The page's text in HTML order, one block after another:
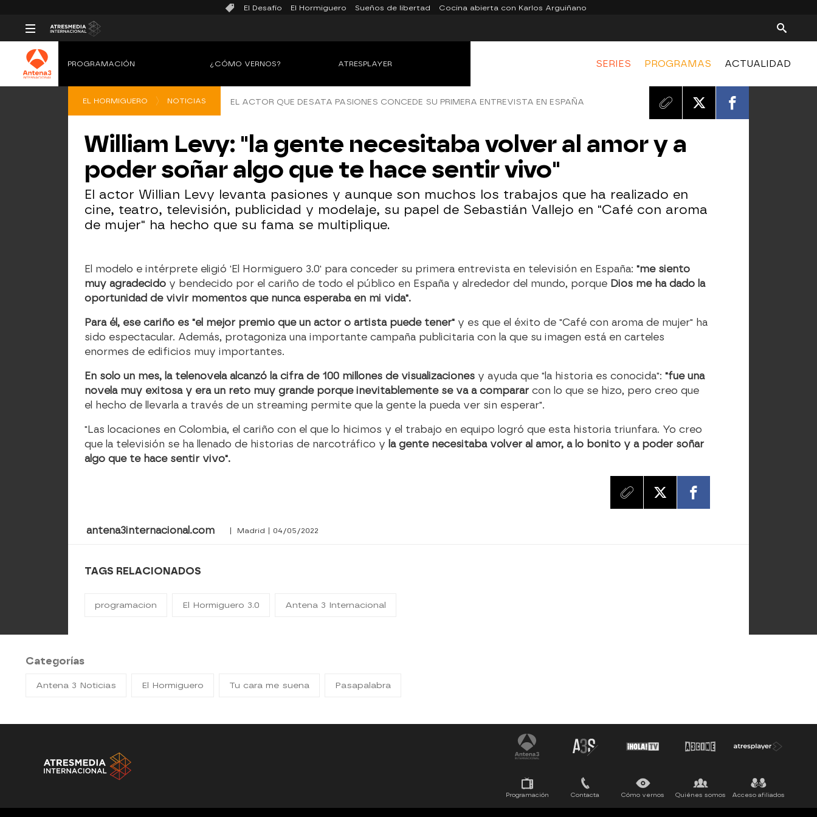
El Desafío El Hormiguero Sueños de libertad Cocina abierta con Karlos Arguiñano
SERIES PROGRAMAS ACTUALIDAD
PROGRAMACIÓN ¿CÓMO VERNOS? ATRESPLAYER
EL HORMIGUERO NOTICIAS EL ACTOR QUE DESATA PASIONES CONCEDE SU PRIMERA ENTREVISTA EN ESPAÑA
William Levy: "la gente necesitaba volver al amor y a
poder soñar algo que te hace sentir vivo"
El actor Willian Levy levanta pasiones y aunque son muchos los trabajos que ha realizado en
cine, teatro, televisión, publicidad y modelaje, su papel de Sebastián Vallejo en "Café con aroma
de mujer" ha hecho que su fama se multiplique.
El modelo e intérprete eligió 'El Hormiguero 3.0' para conceder su primera entrevista en televisión en España:"me siento
muy agradecido y bendecido por el cariño de todo el público en España y alrededor del mundo, porque Dios me ha dado la
oportunidad de vivir momentos que nunca esperaba en mi vida".
Para él, ese cariño es "el mejor premio que un actor o artista puede tener" y es que el éxito de "Café con aroma de mujer" ha
sido espectacular. Además, protagoniza una importante campaña publicitaria con la que su imagen está en carteles
enormes de edificios muy importantes.
En solo un mes, la telenovela alcanzó la cifra de 100 millones de visualizaciones y ayuda que "la historia es conocida":"fue una
novela muy exitosa y era un reto muy grande porque inevitablemente se va a compararcon lo que se hizo, pero creo que
el hecho de llevarla a través de un streaming permite que la gente la pueda ver sin esperar".
"Las locaciones en Colombia, el cariño con el que lo hicimos y el trabajo en equipo logró que esta historia triunfara. Yo creo
que la televisión se ha llenado de historias de narcotráfico y la gente necesitaba volver al amor, a lo bonito y a poder soñar
algo que te hace sentir vivo".
antena3internacional.com | Madrid | 04/05/2022
TAGS RELACIONADOS
programacion El Hormiguero 3.0 Antena 3 Internacional
Categorías
Antena 3 Noticias El Hormiguero Tu cara me suena Pasapalabra
Programación Contacta Cómo vernos Quiénes somos Acceso afiliados